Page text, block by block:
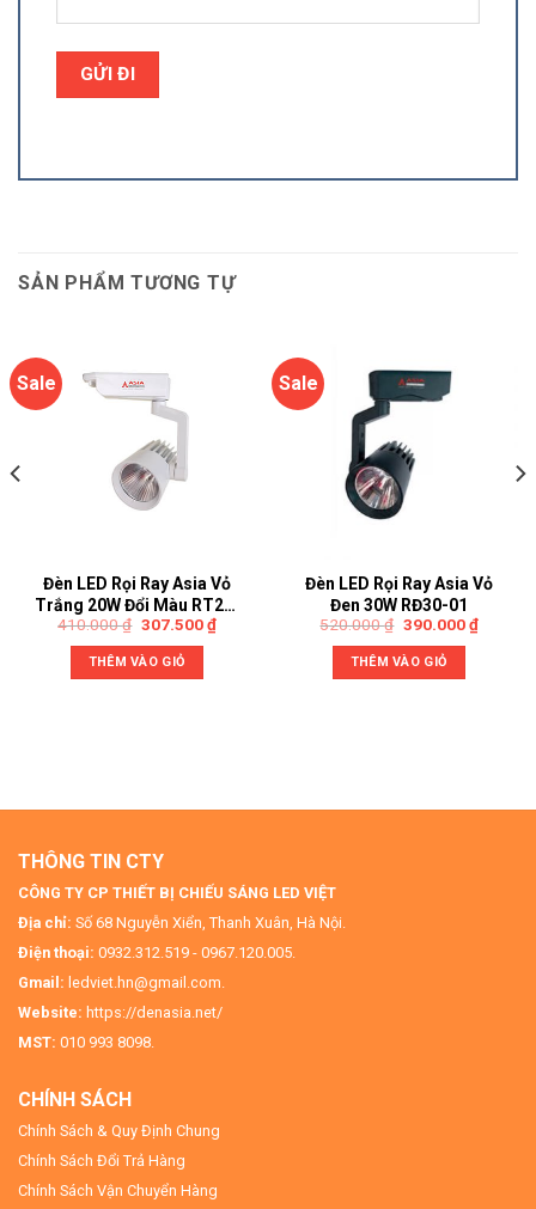
SẢN PHẨM TƯƠNG TỰ
Sale
Đèn LED Rọi Ray Asia Vỏ
Trắng 20W Đổi Màu RT20-
01
410.000₫ 307.500₫
THÊM VÀO GIỎ
Sale
Đèn LED Rọi Ray Asia Vỏ
Đen 30W RĐ30-01
520.000₫ 390.000₫
THÊM VÀO GIỎ
THÔNG TIN CTY
CÔNG TY CP THIẾT BỊ CHIẾU SÁNG LED VIỆT
Địa chỉ: Số 68 Nguyễn Xiển, Thanh Xuân, Hà Nội.
Điện thoại: 0932.312.519 - 0967.120.005.
Gmail: ledviet.hn@gmail.com.
Website: https://denasia.net/
MST: 010 993 8098.
CHÍNH SÁCH
Chính Sách & Quy Định Chung
Chính Sách Đổi Trả Hàng
Chính Sách Vận Chuyển Hàng